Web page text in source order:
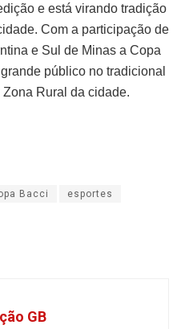
e está virando tradição
Com a participação de
e Sul de Minas a Copa
público no tradicional
Rural da cidade.
Bacci esportes
GB